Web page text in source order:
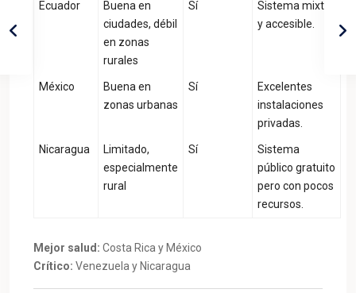
Ecuador
Buena en
ciudades, débil
en zonas
rurales
Sí
Sistema mixto
y accesible.
México
Buena en
zonas urbanas
Sí
Excelentes
instalaciones
privadas.
Nicaragua
Limitado,
especialmente
rural
Sí
Sistema
público gratuito
pero con pocos
recursos.
Mejor salud: Costa Rica y México
Crítico: Venezuela y Nicaragua